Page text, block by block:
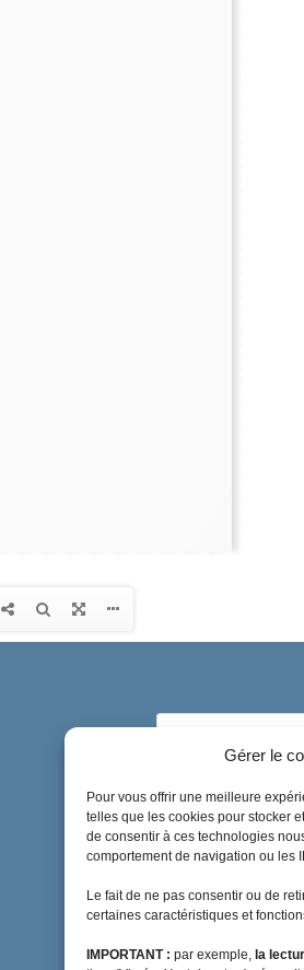
Gérer le
Pour vous offrir une meilleure
telles que les cookies pour stocker
de consentir à ces technologies
comportement de navigation ou les
Le fait de ne pas consentir ou de
certaines caractéristiques et
IMPORTANT : par exemple, la
#coronavirus
Brexit
budget outre-
communiqué de presse